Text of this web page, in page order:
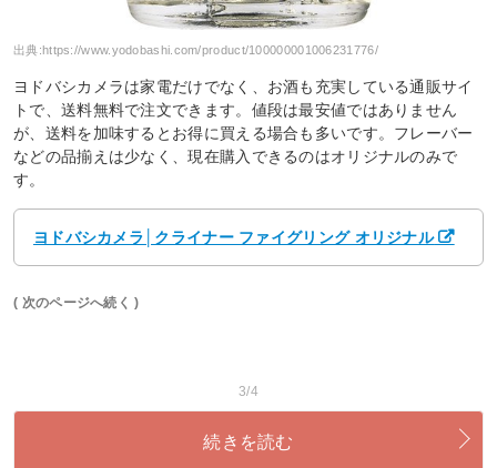
出典: https://www.yodobashi.com/product/100000001006231776/
ヨドバシカメラは家電だけでなく、お酒も充実している通販サイ
トで、送料無料で注文できます。値段は最安値ではありません
が、送料を加味するとお得に買える場合も多いです。フレーバー
などの品揃えは少なく、現在購入できるのはオリジナルのみで
す。
ヨドバシカメラ│クライナー ファイグリング オリジナル
( 次のページへ続く )
3/4
続きを読む